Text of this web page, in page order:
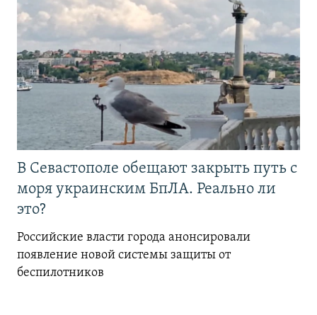
В Севастополе обещают закрыть путь с
моря украинским БпЛА. Реально ли
это?
Российские власти города анонсировали
появление новой системы защиты от
беспилотников